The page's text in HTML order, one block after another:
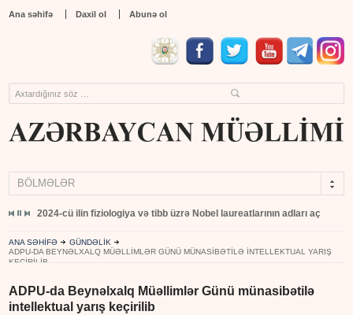
Ana səhifə Daxil ol Abunə ol
BÖLMƏLƏR
2024-cü ilin fiziologiya və tibb üzrə Nobel laureatlarının adları açıqlandı
ANA SƏHİFƏ
GÜNDƏLİK
ADPU-DA BEYNƏLXALQ MÜƏLLIMLƏR GÜNÜ MÜNASIBƏTILƏ INTELLEKTUAL YARIŞ
KEÇIRILIB
ADPU-da Beynəlxalq Müəllimlər Günü münasibətilə
intellektual yarış keçirilib